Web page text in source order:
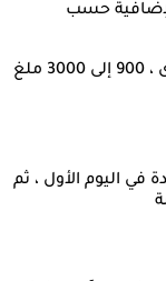
حسب
متوسط ​​الجرعة ، 1570 ملغ / يوم فمويا (المدى ، 900 إلى 3000 ملغ
وحيدة في اليوم الأول ، ثم